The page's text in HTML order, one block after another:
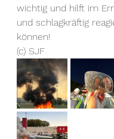
wichtig und hilft im
und schlagkräftig
können!
(c) SJF